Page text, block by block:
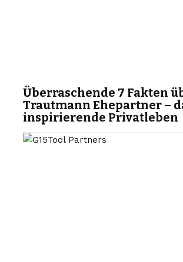
Überraschende 7 Fakten
Trautmann Ehepartner –
inspirierende Privatleben